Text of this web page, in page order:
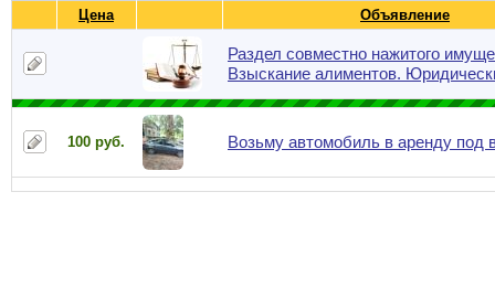
Цена Объявление
Раздел совместно нажитого
Взыскание алиментов.
100 руб. Возьму автомобиль в аренду под